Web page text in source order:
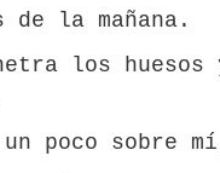
de la mañana.
los huesos y
poco sobre